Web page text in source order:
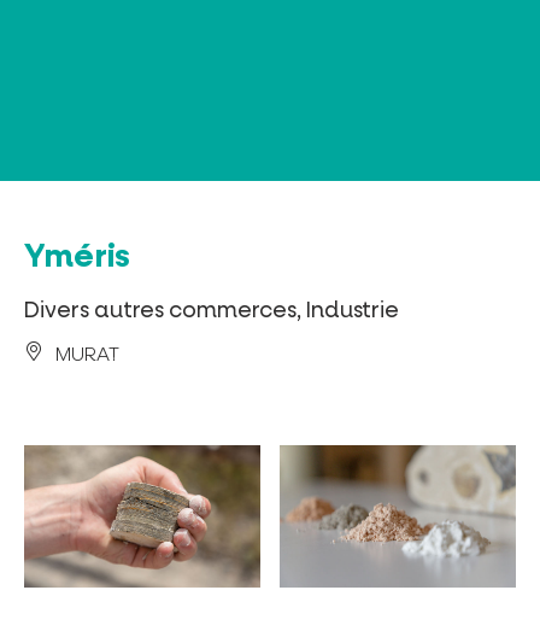
INCONTOURNABLES
Yméris
Divers autres commerces, Industrie
MURAT